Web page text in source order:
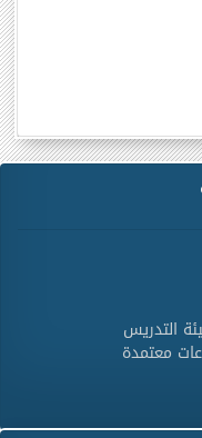
التدريس
معتمدة